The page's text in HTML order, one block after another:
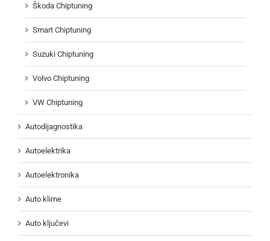
Škoda Chiptuning
Smart Chiptuning
Suzuki Chiptuning
Volvo Chiptuning
VW Chiptuning
Autodijagnostika
Autoelektrika
Autoelektronika
Auto klime
Auto ključevi